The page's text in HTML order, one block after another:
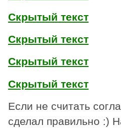
Скрытый текст
Скрытый текст
Скрытый текст
Скрытый текст
Если не считать
сделал правильно :)